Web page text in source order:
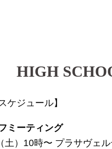
HIGH
ケジュール】
ミーティング
土）10時〜 プラサヴェ